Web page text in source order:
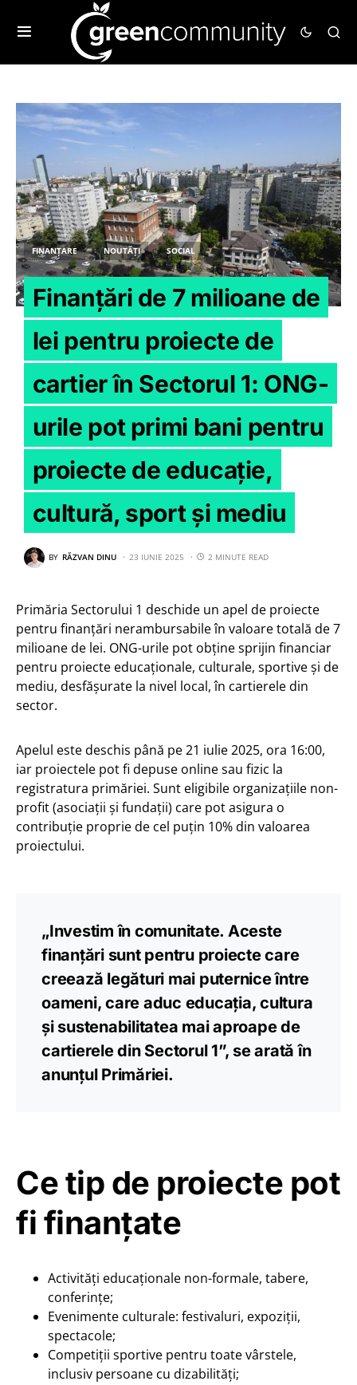
FINANȚARE NOUTĂȚI SOCIAL
Finanțări de 7 milioane de
lei pentru proiecte de
cartier în Sectorul 1: ONG-
urile pot primi bani pentru
proiecte de educație,
cultură, sport și mediu
BY RĂZVAN DINU 23 IUNIE 2025 2 MINUTE READ
Primăria Sectorului 1 deschide un apel de proiecte
pentru finanțări nerambursabile în valoare totală de 7
milioane de lei. ONG-urile pot obține sprijin financiar
pentru proiecte educaționale, culturale, sportive și de
mediu, desfășurate la nivel local, în cartierele din
sector.
Apelul este deschis până pe 21 iulie 2025, ora 16:00,
iar proiectele pot fi depuse online sau fizic la
registratura primăriei. Sunt eligibile organizațiile non-
profit (asociații și fundații) care pot asigura o
contribuție proprie de cel puțin 10% din valoarea
proiectului.
„Investim în comunitate. Aceste
finanțări sunt pentru proiecte care
creează legături mai puternice între
oameni, care aduc educația, cultura
și sustenabilitatea mai aproape de
cartierele din Sectorul 1”, se arată în
anunțul Primăriei.
Ce tip de proiecte pot
fi finanțate
Activități educaționale non-formale, tabere,
conferințe;
Evenimente culturale: festivaluri, expoziții,
spectacole;
Competiții sportive pentru toate vârstele,
inclusiv persoane cu dizabilități;